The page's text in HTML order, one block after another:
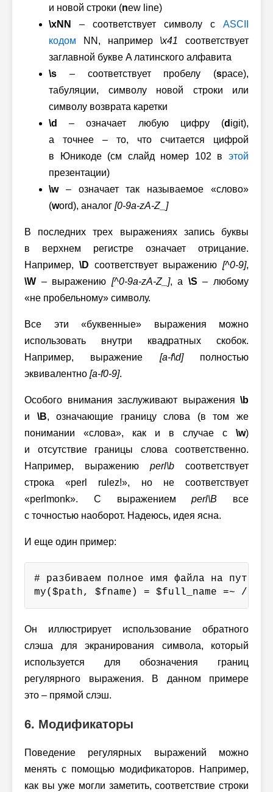
и новой строки (new line)
\xNN
– соответствует символу с ASCII
кодом NN, например \x41 соответствует
заглавной букве A латинского алфавита
\s – соответствует пробелу (space),
табуляции, символу новой строки или
символу возврата каретки
\d
– означает любую цифру (d igit),
а точнее – то, что считается цифрой
в Юникоде (см слайд номер 102 в этой
презентации)
\w– означает так называемое «слово»
(word), аналог [0-9a-zA-Z_]
В последних трех выражениях запись буквы
в верхнем регистре означает отрицание.
Например, \D соответствует выражению [^0-9],
\W – выражению [^0-9a-zA-Z_], а \S – любому
«не пробельному» символу.
Все эти «буквенные» выражения можно
использовать внутри квадратных скобок.
Например, выражение [a-f\d]полностью
эквивалентно [a-f0-9].
Особого внимания заслуживают выражения \b
и \B, означающие границу слова (в том же
понимании «слова», как и в случае с \w)
и отсутствие границы слова соответственно.
Например, выражению perl\b соответствует
строка «perl rulez!», но не соответствует
«perlmonk». С выражениемperl\B все
с точностью наоборот. Надеюсь, идея ясна.
И еще один пример:
# разбиваем полное имя файла на путь и
my($path, $fname) = $full_name =~ /
Он иллюстрирует использование обратного
слэша для экранирования символа, который
используется для обозначения границ
регулярного выражения. В данном примере
это – прямой слэш.
6. Модификаторы
Поведение регулярных выражений можно
менять с помощью модификаторов. Например,
как вы уже могли заметить, соответствие строки